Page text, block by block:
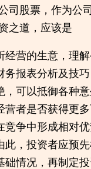
司股票，作为公
之道，应该是
经营的生意，理
务报表分析及技
，可以抵御各种
营者是否获得更
竞争中形成相对
此，投资者应预
础情况，再制定